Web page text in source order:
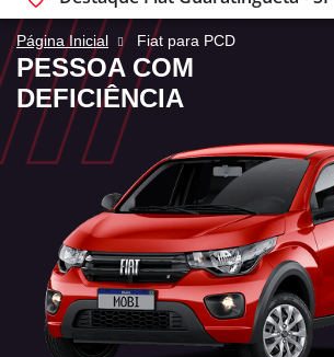
Página Inicial Fiat para PCD
PESSOA COM
DEFICIÊNCIA